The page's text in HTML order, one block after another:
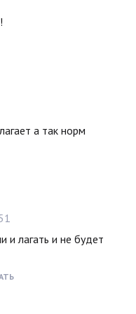
а так норм
и лагать и не будет